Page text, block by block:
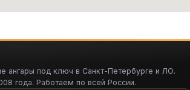
ангары под ключ в Санкт-Петербурге и ЛО.
года. Работаем по всей России.